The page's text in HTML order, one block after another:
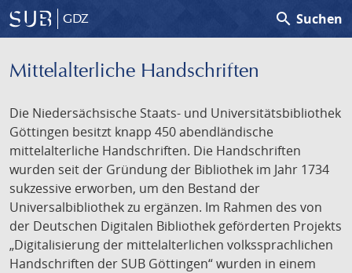
GDZ search Suchen
Mittelalterliche Handschriften
Die Niedersächsische Staats- und Universitätsbibliothek
Göttingen besitzt knapp 450 abendländische
mittelalterliche Handschriften. Die Handschriften
wurden seit der Gründung der Bibliothek im Jahr 1734
sukzessive erworben, um den Bestand der
Universalbibliothek zu ergänzen. Im Rahmen des von
der Deutschen Digitalen Bibliothek geförderten Projekts
„Digitalisierung der mittelalterlichen volkssprachlichen
Handschriften der SUB Göttingen“ wurden in einem